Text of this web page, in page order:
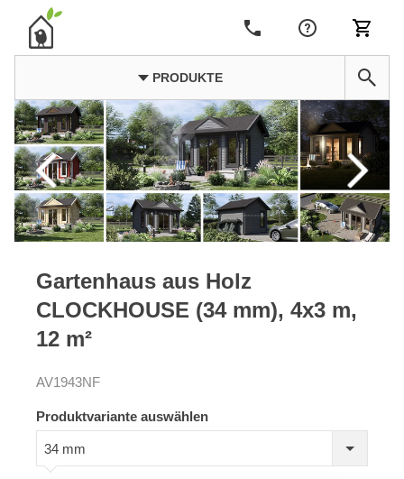
PRODUKTE
Gartenhaus aus Holz
CLOCKHOUSE (34 mm), 4x3 m,
12 m²
AV1943NF
Produktvariante auswählen
34 mm